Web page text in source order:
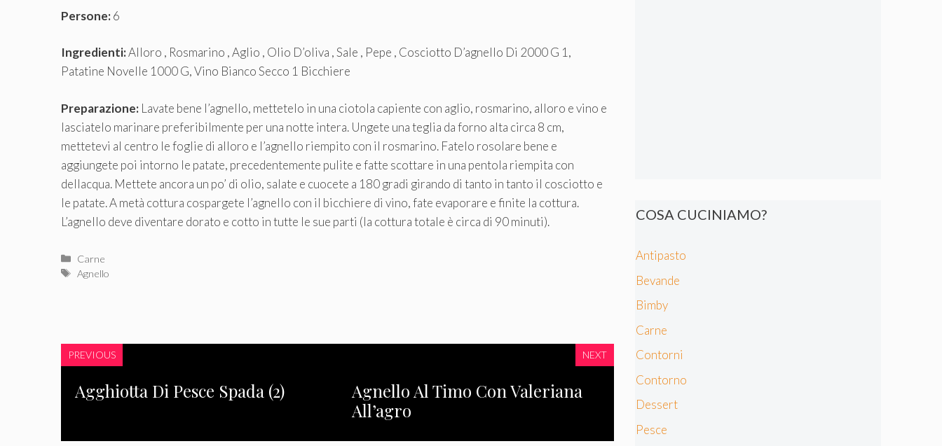
Persone:6
Ingredienti:Alloro , Rosmarino , Aglio , Olio D’oliva , Sale , Pepe , Cosciotto D’agnello Di 2000 G 1,
Patatine Novelle 1000 G, Vino Bianco Secco 1 Bicchiere
Preparazione: Lavate bene l’agnello, mettetelo in una ciotola capiente con aglio, rosmarino, alloro e vino e
lasciatelo marinare preferibilmente per una notte intera. Ungete una teglia da forno alta circa 8 cm,
mettetevi al centro le foglie di alloro e l’agnello riempito con il rosmarino. Fatelo rosolare bene e
aggiungete poi intorno le patate, precedentemente pulite e fatte scottare in una pentola riempita con
dellacqua. Mettete ancora un po’ di olio, salate e cuocete a 180 gradi girando di tanto in tanto il cosciotto e
le patate. A metà cottura cospargete l’agnello con il bicchiere di vino, fate evaporare e finite la cottura.
L’agnello deve diventare dorato e cotto in tutte le sue parti (la cottura totale è circa di 90 minuti).
Categorie
Carne
Tag
Agnello
PREVIOUS
Agghiotta Di Pesce Spada (2)
NEXT
Agnello Al Timo Con Valeriana
All’agro
COSA CUCINIAMO?
Antipasto
Bevande
Bimby
Carne
Contorni
Contorno
Dessert
Pesce